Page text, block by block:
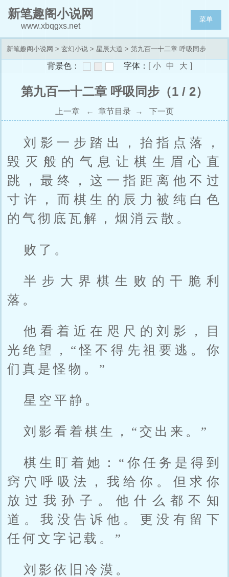
新笔趣阁小说网
www.xbqgxs.net
菜单
新笔趣阁小说网 > 玄幻小说 > 星辰大道 > 第九百一十二章 呼吸同步
背景色： 字体： [ 小 中 大 ]
第九百一十二章 呼吸同步（1 / 2）
上一章 ← 章节目录 → 下一页
刘影一步踏出，抬指点落，
毁灭般的气息让棋生眉心直
跳，最终，这一指距离他不过
寸许，而棋生的辰力被纯白色
的气彻底瓦解，烟消云散。
败了。
半步大界棋生败的干脆利
落。
他看着近在咫尺的刘影，目
光绝望，“怪不得先祖要逃。你
们真是怪物。”
星空平静。
刘影看着棋生，“交出来。”
棋生盯着她：“你任务是得到
窍穴呼吸法，我给你。但求你
放过我孙子。他什么都不知
道。我没告诉他。更没有留下
任何文字记载。”
刘影依旧冷漠。